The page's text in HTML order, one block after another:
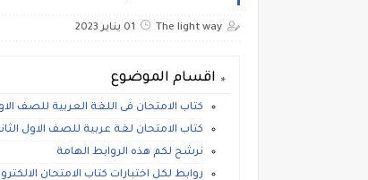
The light way 01 يناير 2023
اقسام الموضوع
كتاب الامتحان فى اللغة العربية للصف الاول
كتاب الامتحان لغة عربية للصف الاول
نرشح لكم هذه الروابط الهامة
روابط لكل اختبارات كتاب الامتحان